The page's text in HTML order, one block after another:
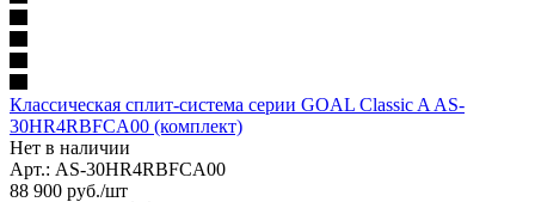
Классическая сплит-система серии GOAL Classic A AS-
30HR4RBFCA00 (комплект)
Нет в наличии
Арт.: AS-30HR4RBFCA00
88 900 руб./шт